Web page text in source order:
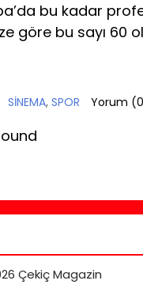
bu kadar
göre bu sayı 60
SİNEMA, SPOR Yorum (0
Çekiç Magazin